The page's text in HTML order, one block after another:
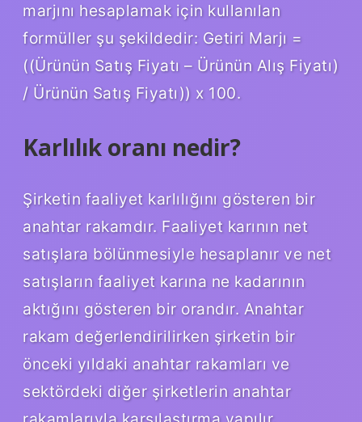
marjını hesaplamak için kullanılan
formüller şu şekildedir: Getiri Marjı =
((Ürünün Satış Fiyatı – Ürünün Alış Fiyatı)
/ Ürünün Satış Fiyatı)) x 100.
Karlılık oranı nedir?
Şirketin faaliyet karlılığını gösteren bir
anahtar rakamdır. Faaliyet karının net
satışlara bölünmesiyle hesaplanır ve net
satışların faaliyet karına ne kadarının
aktığını gösteren bir orandır. Anahtar
rakam değerlendirilirken şirketin bir
önceki yıldaki anahtar rakamları ve
sektördeki diğer şirketlerin anahtar